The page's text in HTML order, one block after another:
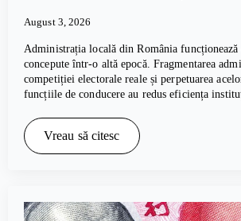
August 3, 2026
Administrația locală din România
concepute într-o altă epocă. Fragmentarea
competiției electorale reale și perpetuarea
funcțiile de conducere au redus eficiența
Vreau să citesc